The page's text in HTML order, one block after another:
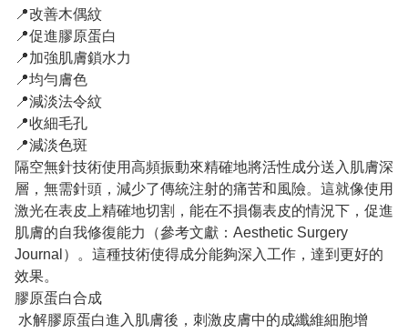
📍改善木偶紋
📍促進膠原蛋白
📍加強肌膚鎖水力
📍均勻膚色
📍減淡法令紋
📍收細毛孔
📍減淡色斑
隔空無針技術使用高頻振動來精確地將活性成分送入肌膚深
層，無需針頭，減少了傳統注射的痛苦和風險。這就像使用
激光在表皮上精確地切割，能在不損傷表皮的情況下，促進
肌膚的自我修復能力（參考文獻：Aesthetic Surgery
Journal）。這種技術使得成分能夠深入工作，達到更好的
效果。
膠原蛋白合成
水解膠原蛋白進入肌膚後，刺激皮膚中的成纖維細胞增